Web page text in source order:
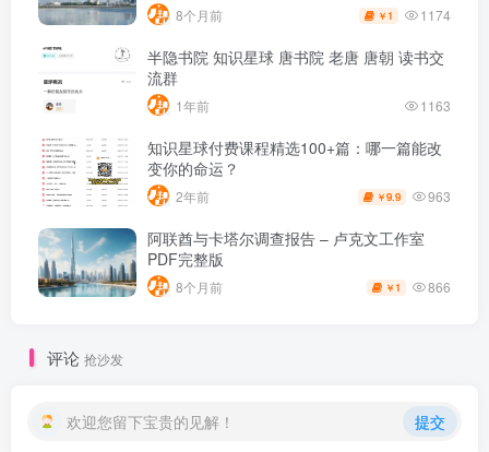
8个月前 ￥ 1 1174
半隐书院 知识星球 唐书院 老唐 唐朝 读书交
流群
1年前 1163
知识星球付费课程精选100+篇：哪一篇能改
变你的命运？
2年前 ￥9.9 963
阿联酋与卡塔尔调查报告 – 卢克文工作室
PDF完整版
8个月前 ￥ 1 866
评论 抢沙发
欢迎您留下宝贵的见解！ 提交